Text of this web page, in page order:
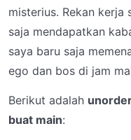
misterius. Rekan kerja
saja mendapatkan
saya baru saja
ego dan bos di jam
Berikut adalah
buat main: